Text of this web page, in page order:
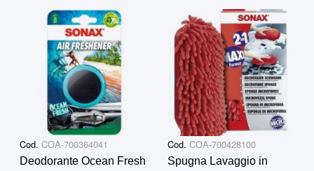
Cod. COA-700364041
Deodorante Ocean Fresh
Cod. COA-700428100
Spugna Lavaggio in